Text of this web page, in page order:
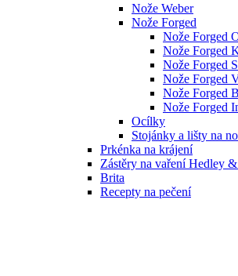
Nože Weber
Nože Forged
Nože Forged
Nože Forged
Nože Forged
Nože Forged
Nože Forged
Nože Forged
Ocílky
Stojánky a lišty na
Prkénka na krájení
Zástěry na vaření Hedley
Brita
Recepty na pečení